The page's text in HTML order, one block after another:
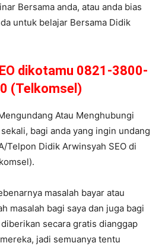
Bersama anda, atau anda bias
untuk belajar Bersama Didik
dikotamu 0821-3800-
(Telkomsel)
Atau Menghubungi
bagi anda yang ingin undang
Telpon Didik Arwinsyah SEO di
masalah bayar atau
masalah bagi saya dan juga bagi
secara gratis dianggap
jadi semuanya tentu